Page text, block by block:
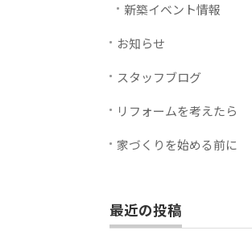
新築イベント情報
お知らせ
スタッフブログ
リフォームを考えたら
家づくりを始める前に
最近の投稿